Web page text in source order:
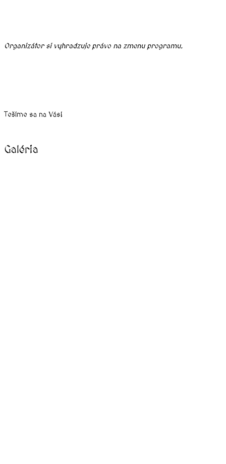
Organizátor si vyhradzuje právo na zmenu programu.
Tešíme sa na Vás!
Galéria